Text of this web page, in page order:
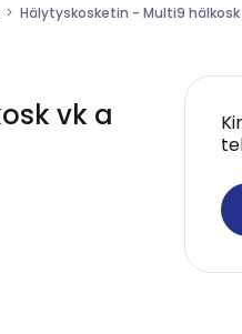
Hälytyskosketin - Multi9 hälkosk
vk a